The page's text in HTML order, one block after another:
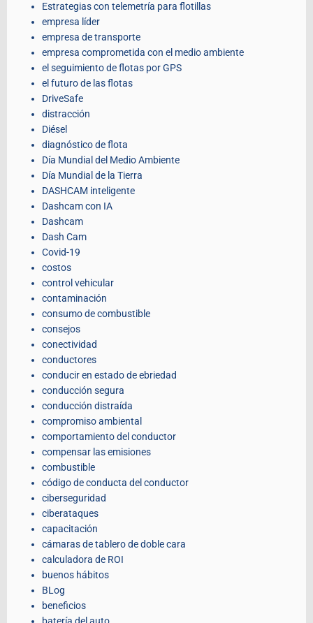
Estrategias con telemetría para flotillas
empresa líder
empresa de transporte
empresa comprometida con el medio ambiente
el seguimiento de flotas por GPS
el futuro de las flotas
DriveSafe
distracción
Diésel
diagnóstico de flota
Día Mundial del Medio Ambiente
Día Mundial de la Tierra
DASHCAM inteligente
Dashcam con IA
Dashcam
Dash Cam
Covid-19
costos
control vehicular
contaminación
consumo de combustible
consejos
conectividad
conductores
conducir en estado de ebriedad
conducción segura
conducción distraída
compromiso ambiental
comportamiento del conductor
compensar las emisiones
combustible
código de conducta del conductor
ciberseguridad
ciberataques
capacitación
cámaras de tablero de doble cara
calculadora de ROI
buenos hábitos
BLog
beneficios